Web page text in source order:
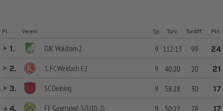
Pl. Verein Sp. Torv. Tordiff. Pkt.
1. DJK Waldram 2 9 112:13 99
24
2.
1. FC Weidach E2 9 40:20 20
21
3.
SC Deining 9 58:28 30
17
4.
FF Geretsried 3 (U10-2) 9 50:22 28